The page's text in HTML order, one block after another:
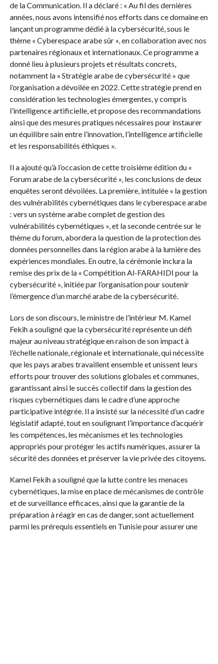
de la Communication. Il a déclaré : « Au fil des dernières
années, nous avons intensifié nos efforts dans ce domaine en
lançant un programme dédié à la cybersécurité, sous le
thème « Cyberespace arabe sûr », en collaboration avec nos
partenaires régionaux et internationaux. Ce programme a
donné lieu à plusieurs projets et résultats concrets,
notamment la « Stratégie arabe de cybersécurité » que
l’organisation a dévoilée en 2022. Cette stratégie prend en
considération les technologies émergentes, y compris
l’intelligence artificielle, et propose des recommandations
ainsi que des mesures pratiques nécessaires pour instaurer
un équilibre sain entre l’innovation, l’intelligence artificielle
et les responsabilités éthiques ».
Il a ajouté qu’à l’occasion de cette troisième édition du «
Forum arabe de la cybersécurité », les conclusions de deux
enquêtes seront dévoilées. La première, intitulée « la gestion
des vulnérabilités cybernétiques dans le cyberespace arabe
: vers un système arabe complet de gestion des
vulnérabilités cybernétiques », et la seconde centrée sur le
thème du forum, abordera la question de la protection des
données personnelles dans la région arabe à la lumière des
expériences mondiales. En outre, la cérémonie inclura la
remise des prix de la « Compétition Al-FARAHIDI pour la
cybersécurité », initiée par l’organisation pour soutenir
l’émergence d’un marché arabe de la cybersécurité.
Lors de son discours, le ministre de l’intérieur M. Kamel
Fekih a souligné que la cybersécurité représente un défi
majeur au niveau stratégique en raison de son impact à
l’échelle nationale, régionale et internationale, qui nécessite
que les pays arabes travaillent ensemble et unissent leurs
efforts pour trouver des solutions globales et communes,
garantissant ainsi le succès collectif dans la gestion des
risques cybernétiques dans le cadre d’une approche
participative intégrée. Il a insisté sur la nécessité d’un cadre
législatif adapté, tout en soulignant l’importance d’acquérir
les compétences, les mécanismes et les technologies
appropriés pour protéger les actifs numériques, assurer la
sécurité des données et préserver la vie privée des citoyens.
Kamel Fekih a souligné que la lutte contre les menaces
cybernétiques, la mise en place de mécanismes de contrôle
et de surveillance efficaces, ainsi que la garantie de la
préparation à réagir en cas de danger, sont actuellement
parmi les prérequis essentiels en Tunisie pour assurer une